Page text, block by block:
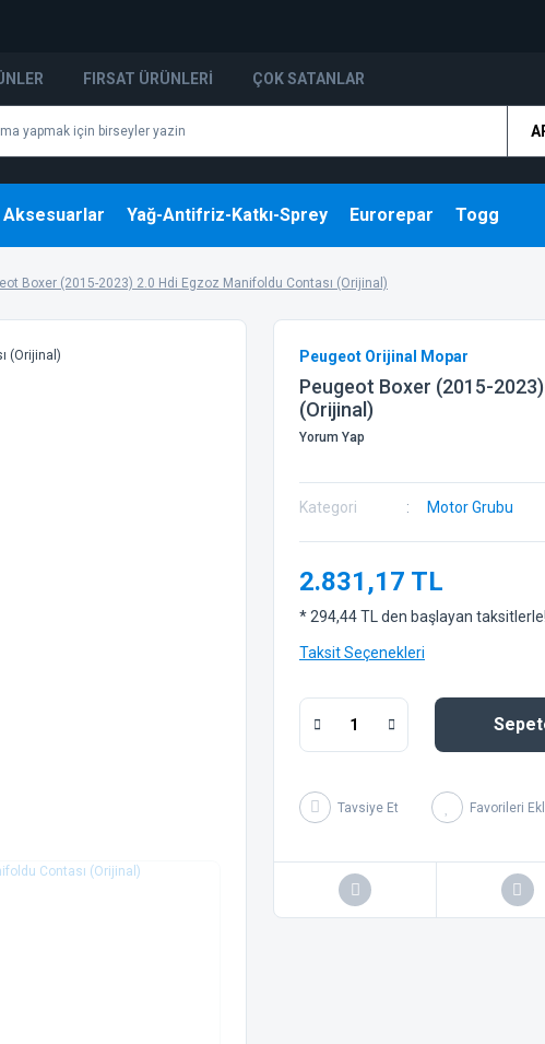
FIRSAT ÜRÜNLERI ÇOK SATANLAR
Aksesuarlar Yağ-Antifriz-Katkı-Sprey Eurorepar Togg
Boxer (2015-2023) 2.0 Hdi Egzoz Manifoldu Contası (Orijinal)
Peugeot Orijinal Mopar
Peugeot Boxer (2015-
(Orijinal)
Yorum Yap
Kategori Motor Grubu
2.831,17 TL
* 294,44 TL den başlayan
Taksit Seçenekleri
Tavsiye Et